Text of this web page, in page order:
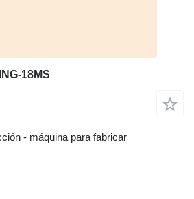
18MS
- máquina para fabricar